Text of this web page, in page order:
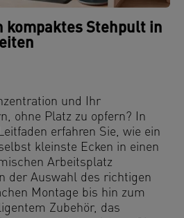
kompaktes Stehpult in
und Ihr
ohne Platz zu opfern? In
erfahren Sie, wie ein
kleinste Ecken in einen
Arbeitsplatz
der Auswahl des richtigen
Montage bis hin zum
Zubehör, das